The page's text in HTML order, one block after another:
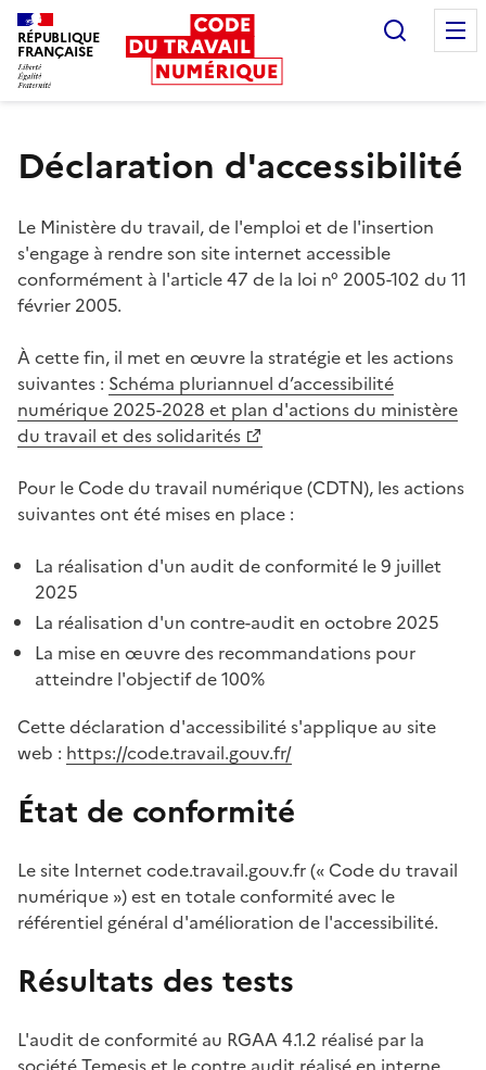
RÉPUBLIQUE
FRANÇAISE
Déclaration d'accessibilité
Le Ministère du travail, de l'emploi et de l'insertion
s'engage à rendre son site internet accessible
conformément à l'article 47 de la loi n° 2005-102 du 11
février 2005.
À cette fin, il met en œuvre la stratégie et les actions
suivantes : Schéma pluriannuel d’accessibilité
numérique 2025-2028 et plan d'actions du ministère
du travail et des solidarités
Pour le Code du travail numérique (CDTN), les actions
suivantes ont été mises en place :
La réalisation d'un audit de conformité le 9 juillet
2025
La réalisation d'un contre-audit en octobre 2025
La mise en œuvre des recommandations pour
atteindre l'objectif de 100%
Cette déclaration d'accessibilité s'applique au site
web : https://code.travail.gouv.fr/
État de conformité
Le site Internet code.travail.gouv.fr (« Code du travail
numérique ») est en totale conformité avec le
référentiel général d'amélioration de l'accessibilité.
Résultats des tests
L'audit de conformité au RGAA 4.1.2 réalisé par la